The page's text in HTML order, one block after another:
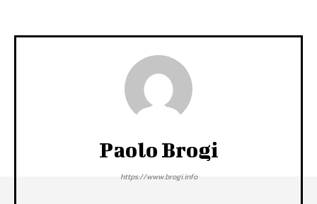
Paolo Brogi
https://www.brogi.info